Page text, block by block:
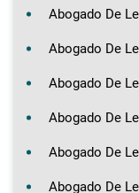
Abogado De
Abogado De
Abogado De
Abogado De
Abogado De
Abogado De